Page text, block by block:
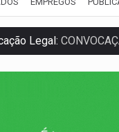
Legal:
2ª
DO BRASIL':